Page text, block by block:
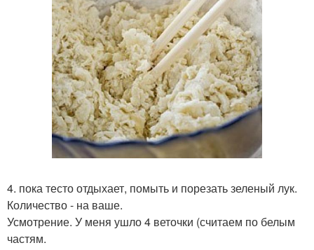
4. пока тесто отдыхает, помыть и порезать зеленый лук.
Количество - на ваше.
Усмотрение. У меня ушло 4 веточки (считаем по белым
частям.